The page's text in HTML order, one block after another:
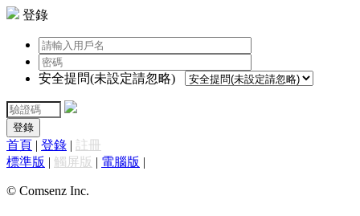
登錄
安全提問(未設定請忽略)
登錄
首頁 | 登錄 | 註冊
標準版 | 觸屏版 | 電腦版 |
© Comsenz Inc.